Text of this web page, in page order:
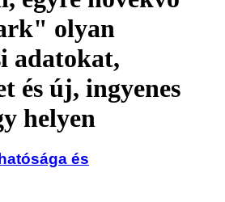
olyan
adatokat,
és új, ingyenes
helyen
és